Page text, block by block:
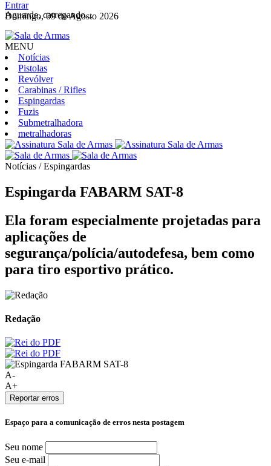
Aguarde, carregando...
Entrar
Domingo, 09 de Agosto 2026
MENU
Notícias
Pistolas
Revólver
Carabinas / Rifles
Espingardas
Fuzis
Submetralhadora
metralhadoras
Notícias / Espingardas
Espingarda FABARM SAT-8
Ela foram especialmente projetadas para
aplicações de
segurança/polícia/autodefesa, bem como
para tiro esportivo prático.
Redação
A-
A+
Reportar erros
Espaço para a comunicação de erros nesta postagem
Seu nome
Seu e-mail